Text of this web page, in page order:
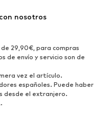
Botines
nosotros
29,90€, para compras
de envío y servicio son de
vez el artículo.
españoles. Puede haber
desde el extranjero.